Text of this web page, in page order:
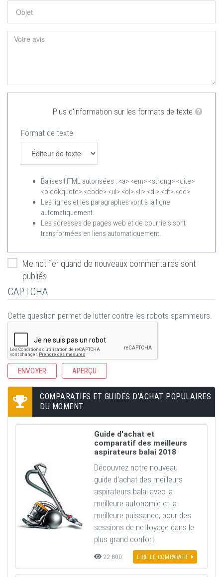
Plus d'information sur les formats de texte
Format de texte
Balises HTML autorisées : <a> <em> <strong> <cite>
<blockquote> <code> <ul> <ol> <li> <dl> <dt> <dd>
Les lignes et les paragraphes vont à la ligne
automatiquement.
Les adresses de pages web et de courriels sont
transformées en liens automatiquement.
Me notifier quand de nouveaux commentaires sont
publiés
CAPTCHA
Cette question permet de lutter contre les robots spammeurs.
COMPARATIFS ET GUIDES D’ACHAT POPULAIRES
DU MOMENT
Guide d'achat et
comparatif des meilleurs
aspirateurs balai 2018
Découvrez notre nouveau
guide d'achat des meilleurs
aspirateurs balai avec la
meilleure autonomie et la
meilleure puissance, pour des
sessions de nettoyage dans le
plus grand confort.
22 800 LIRE LE COMPARATIF